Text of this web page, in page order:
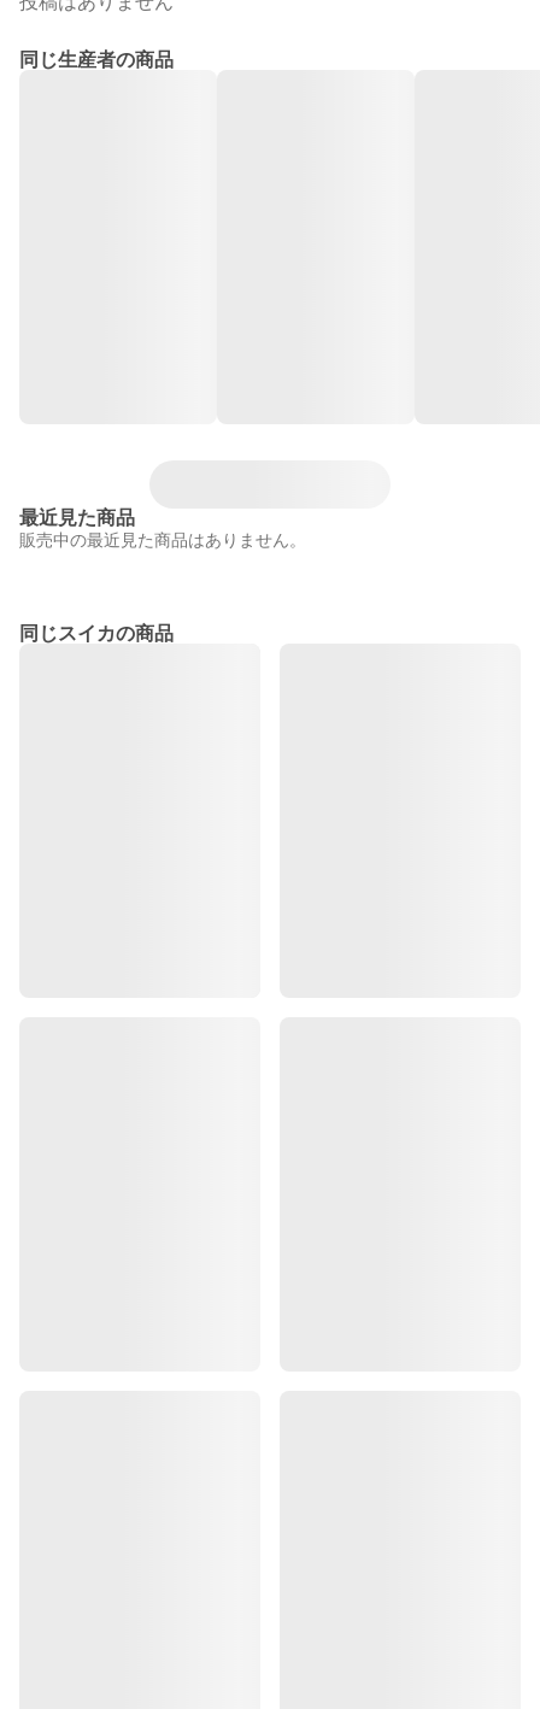
同じ生産者の商品
最近見た商品
販売中の最近見た商品はありません。
同じスイカの商品